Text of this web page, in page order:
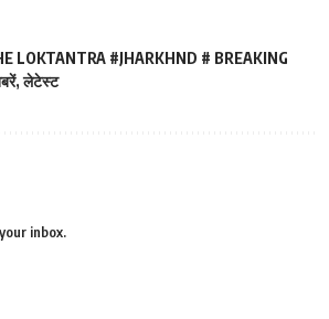
LOKTANTRA #JHARKHND # BREAKING
,लेटेस्ट
inbox.